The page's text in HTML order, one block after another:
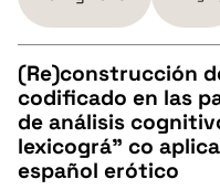
pobierz cytat
CZYSTY TEKST
pobierz cytat
(Re)construcción
codificado en las
de análisis
lexicográ” co
español erótico